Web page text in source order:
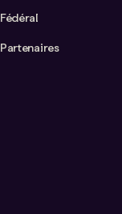
Fédéral
Partenaires